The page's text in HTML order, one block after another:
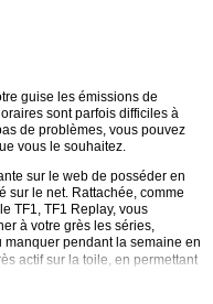
guise les émissions de
sont parfois difficiles à
de problèmes, vous pouvez
vous le souhaitez.
sur le web de posséder en
sur le net. Rattachée, comme
TF1, TF1 Replay, vous
à votre grès les séries,
pendant la semaine en
actif sur la toile, en permettant
télévision en ligne et en